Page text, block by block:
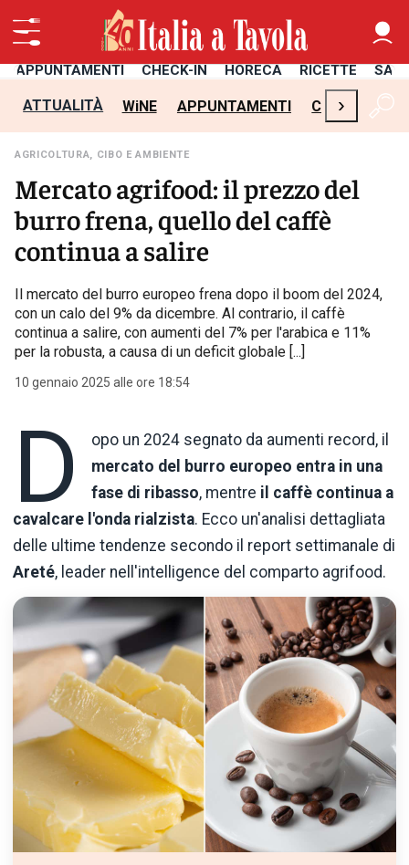
APPUNTAMENTI CHECK-IN HORECA RICETTE
ATTUALITÀ WiNE APPUNTAMENTI CHECK-IN
›
AGRICOLTURA, CIBO E AMBIENTE
Mercato agrifood: il prezzo del
burro frena, quello del caffè
continua a salire
Il mercato del burro europeo frena dopo il boom del 2024,
con un calo del 9% da dicembre. Al contrario, il caffè
continua a salire, con aumenti del 7% per l'arabica e 11%
per la robusta, a causa di un deficit globale [...]
10 gennaio 2025 alle ore 18:54
D
opo un 2024 segnato da aumenti record, il
mercato del burro europeo entra in una
fase di ribasso, mentre il caffè continua a
cavalcare l'onda rialzista. Ecco un'analisi dettagliata
delle ultime tendenze secondo il report settimanale di
Areté, leader nell'intelligence del comparto agrifood.